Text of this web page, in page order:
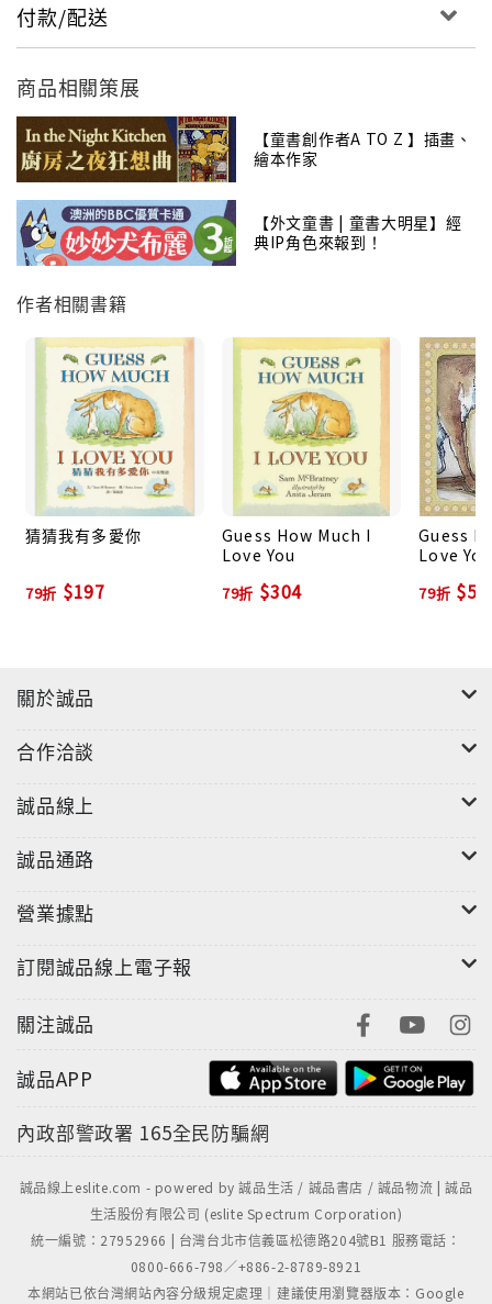
作者山姆‧麥克布雷尼親自說 關於猜猜，你可能不知道的
《猜猜我有多愛你》一開始寫了2000字，作者山姆反覆
琢磨了6個月以後，才變成現在的400多字。 這是山姆第
一本為小孩寫的書，寫這本書的時候，山姆已經快50歲
了。猜猜是他的「第57號作品」，他還寫過科幻小說、
歷史小說、恐怖故事。 山姆的孩子還小的時候，他們就
會玩「猜猜我有多愛你」的遊戲，比賽著說：「我愛你
到廚房的門那麼遠、我愛你到花園那麼遠……」所以山
什麼書中的兔子是小栗色的？他說，自己出生在北愛爾
蘭，那裡的兔子就是這個顏色。 故事中的小兔子一直想
要說贏大兔子，到了故事的結尾，小兔子先說：「我愛
你，從這裡一直到月亮。」可是，大兔子想讓小兔子感
覺贏了，所以刻意等小兔子睡著了以後，才說出：「我
愛你，從這裡一直到月亮，再──繞回來。」
付款/配送
商品相關策展
【童書創作者A TO Z 】插畫、
繪本作家
【外文童書 | 童書大明星】經
典IP角色來報到！
作者相關書籍
猜猜我有多愛你
79折 $197
Guess How Much I
Love You
79折 $304
Guess
Love You
79折
關於誠品
合作洽談
誠品線上
誠品通路
營業據點
訂閱誠品線上電子報
關注誠品
誠品APP
內政部警政署 165全民防騙網
誠品線上eslite.com - powered by 誠品生活 / 誠品書店 / 誠品物流 | 誠品
生活股份有限公司 (eslite Spectrum Corporation)
統一編號：27952966 | 台灣台北市信義區松德路204號B1 服務電話：
0800-666-798／+886-2-8789-8921
本網站已依台灣網站內容分級規定處理｜建議使用瀏覽器版本：Google